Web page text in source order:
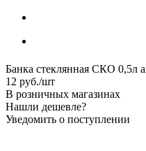
Банка стеклянная СКО 0,5л
12 руб./шт
В розничных магазинах
Нашли дешевле?
Уведомить о поступлении